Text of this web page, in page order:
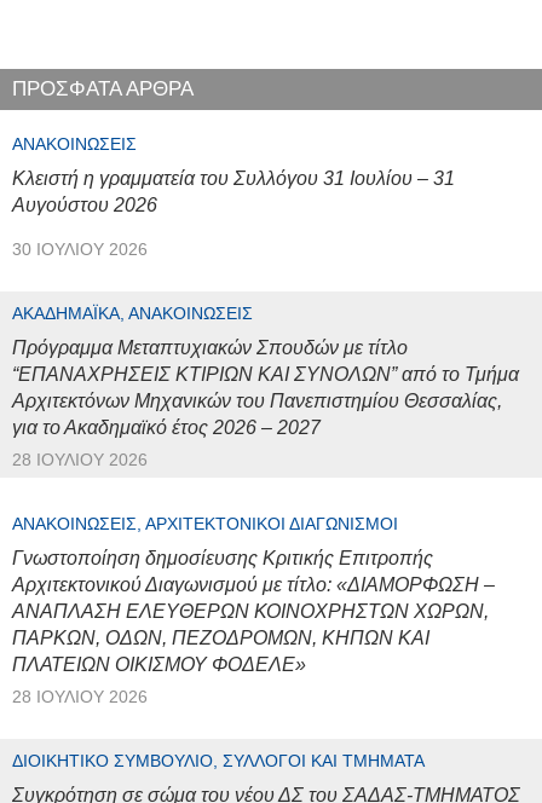
ΠΡΟΣΦΑΤΑ ΑΡΘΡΑ
ΑΝΑΚΟΙΝΏΣΕΙΣ
Κλειστή η γραμματεία του Συλλόγου 31 Ιουλίου – 31
Αυγούστου 2026
30 ΙΟΥΛΊΟΥ 2026
ΑΚΑΔΗΜΑΪΚΆ, ΑΝΑΚΟΙΝΏΣΕΙΣ
Πρόγραμμα Μεταπτυχιακών Σπουδών με τίτλο
“ΕΠΑΝΑΧΡΗΣΕΙΣ ΚΤΙΡΙΩΝ ΚΑΙ ΣΥΝΟΛΩΝ” από το Τμήμα
Αρχιτεκτόνων Μηχανικών του Πανεπιστημίου Θεσσαλίας,
για το Ακαδημαϊκό έτος 2026 – 2027
28 ΙΟΥΛΊΟΥ 2026
ΑΝΑΚΟΙΝΏΣΕΙΣ, ΑΡΧΙΤΕΚΤΟΝΙΚΟΊ ΔΙΑΓΩΝΙΣΜΟΊ
Γνωστοποίηση δημοσίευσης Κριτικής Επιτροπής
Αρχιτεκτονικού Διαγωνισμού με τίτλο: «ΔΙΑΜΟΡΦΩΣΗ –
ΑΝΑΠΛΑΣΗ ΕΛΕΥΘΕΡΩΝ ΚΟΙΝΟΧΡΗΣΤΩΝ ΧΩΡΩΝ,
ΠΑΡΚΩΝ, ΟΔΩΝ, ΠΕΖΟΔΡΟΜΩΝ, ΚΗΠΩΝ ΚΑΙ
ΠΛΑΤΕΙΩΝ ΟΙΚΙΣΜΟΥ ΦΟΔΕΛΕ»
28 ΙΟΥΛΊΟΥ 2026
ΔΙΟΙΚΗΤΙΚΌ ΣΥΜΒΟΎΛΙΟ, ΣΎΛΛΟΓΟΙ ΚΑΙ ΤΜΉΜΑΤΑ
Συγκρότηση σε σώμα του νέου ΔΣ του ΣΑΔΑΣ-ΤΜΗΜΑΤΟΣ